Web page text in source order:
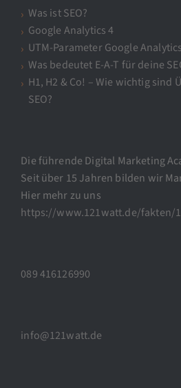
Was ist SEO?
Google Analytics 4
UTM-Parameter Google
Was bedeutet E-A-T für deine
H1, H2 & Co! – Wie wichtig sind
SEO?
Die führende Digital Marketing
Seit über 15 Jahren bilden wir
Hier mehr zu uns
https://www.121watt.de/fakten/
089 416126990
info@121watt.de